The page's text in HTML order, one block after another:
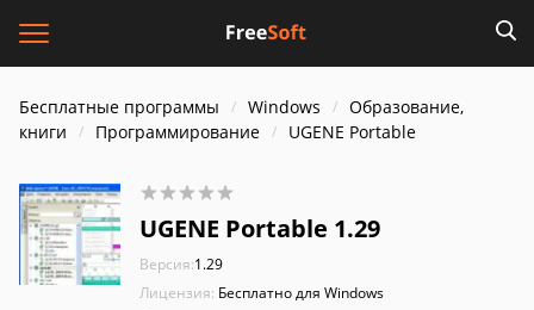
Бесплатные программы Windows
Образование,
книги
Программирование UGENE Portable
UGENE Portable 1.29
Версия:1.29
Лицензия: Бесплатно для Windows